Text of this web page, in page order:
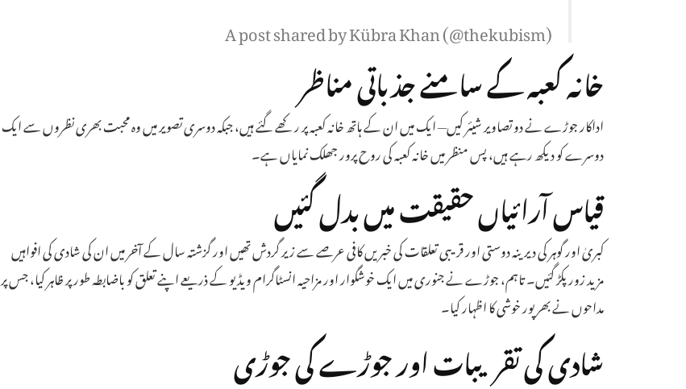
A post shared by Kübra Khan (@thekubism)
خانہ کعبہ کے سامنے جذباتی مناظر
اداکار جوڑے نے دو تصاویر شیئر کیں— ایک میں ان کے ہاتھ خانہ کعبہ پر رکھے گئے ہیں، جبکہ دوسری تصویر میں وہ محبت بھری نظروں سے ایک
دوسرے کو دیکھ رہے ہیں، پس منظر میں خانہ کعبہ کی روح پرور جھلک نمایاں ہے۔
قیاس آرائیاں حقیقت میں بدل گئیں
کبریٰ اور گوہر کی دیرینہ دوستی اور قریبی تعلقات کی خبریں کافی عرصے سے زیر گردش تھیں اور گزشتہ سال کے آخر میں ان کی شادی کی افواہیں
مزید زور پکڑ گئیں۔ تاہم، جوڑے نے جنوری میں ایک خوشگوار اور مزاحیہ انسٹاگرام ویڈیو کے ذریعے اپنے تعلق کو باضابطہ طور پر ظاہر کیا، جس پر
مداحوں نے بھرپور خوشی کا اظہار کیا۔
شادی کی تقریبات اور جوڑے کی جوڑی